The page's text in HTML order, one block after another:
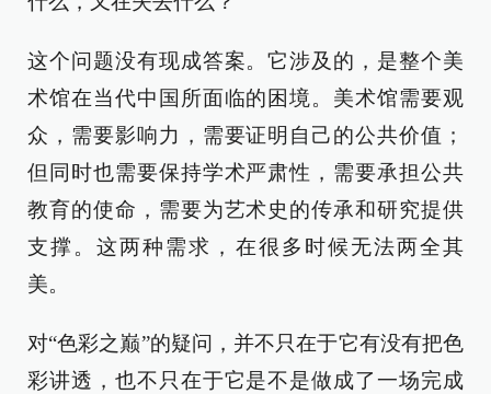
这个问题没有现成答案。它涉及的，是整个美
术馆在当代中国所面临的困境。美术馆需要观
众，需要影响力，需要证明自己的公共价值；
但同时也需要保持学术严肃性，需要承担公共
教育的使命，需要为艺术史的传承和研究提供
支撑。这两种需求，在很多时候无法两全其
美。
对“色彩之巅”的疑问，并不只在于它有没有把色
彩讲透，也不只在于它是不是做成了一场完成